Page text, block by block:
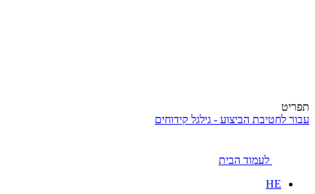
תפריט
עבור לחטיבת הביצוע - גילגל קידוחים
לעמוד הבית
HE